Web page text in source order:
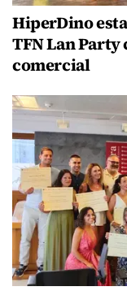
HiperDino
TFN Lan
comercial